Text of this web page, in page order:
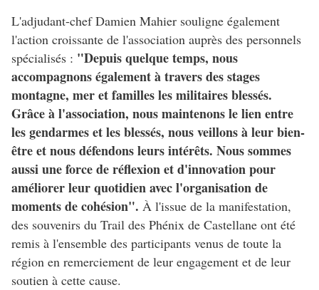
L'adjudant-chef Damien Mahier souligne également
l'action croissante de l'association auprès des personnels
spécialisés : "Depuis quelque temps, nous
accompagnons également à travers des stages
montagne, mer et familles les militaires blessés.
Grâce à l'association, nous maintenons le lien entre
les gendarmes et les blessés, nous veillons à leur bien-
être et nous défendons leurs intérêts. Nous sommes
aussi une force de réflexion et d'innovation pour
améliorer leur quotidien avec l'organisation de
moments de cohésion". À l'issue de la manifestation,
des souvenirs du Trail des Phénix de Castellane ont été
remis à l'ensemble des participants venus de toute la
région en remerciement de leur engagement et de leur
soutien à cette cause.